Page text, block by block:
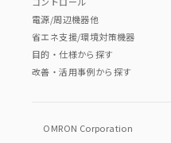
電源/周辺機器他
省エネ支援/環境対策機器
目的・仕様から探す
改善・活用事例から探す
OMRON Corporation